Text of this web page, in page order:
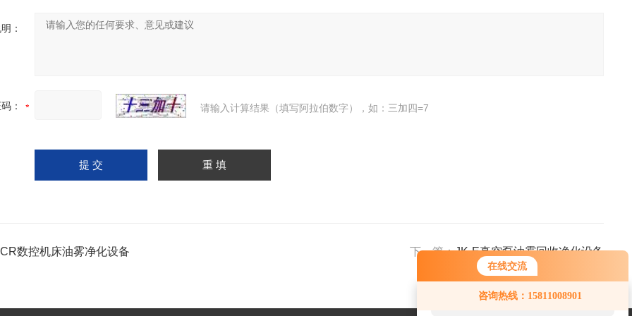
在线交流
咨询热线：15811008901
服务，请问您要咨询什么问题呢？
：
： 请输入计算结果（填写阿拉伯数字），如：三加四=7
数控机床油雾净化设备 下一篇：JK-E真空泵油雾回收净化设备